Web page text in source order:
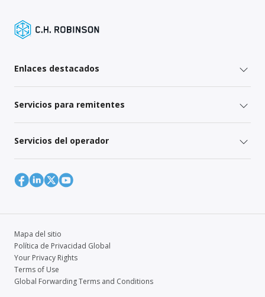
Enlaces destacados
Servicios para remitentes
Servicios del operador
Mapa del sitio
Política de Privacidad Global
Your Privacy Rights
Terms of Use
Global Forwarding Terms and Conditions